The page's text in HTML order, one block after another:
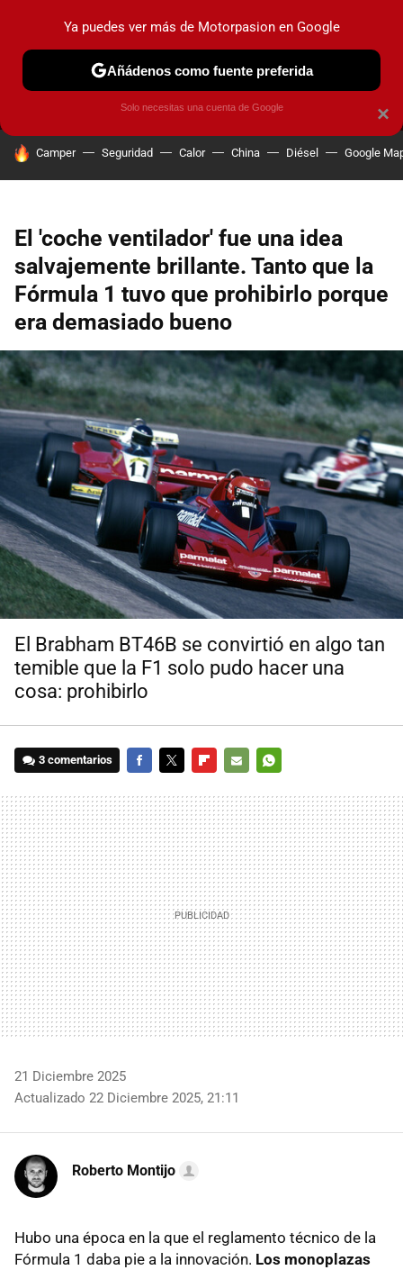
MENÚ NUEVO
COCHES ELÉCTRICOS OBSERVATORIO
HOY SE HABLA DE
Camper Seguridad Calor China Diésel Google
El 'coche ventilador' fue una idea
salvajemente brillante. Tanto que la
Fórmula 1 tuvo que prohibirlo porque
era demasiado bueno
El Brabham BT46B se convirtió en algo tan
temible que la F1 solo pudo hacer una
cosa: prohibirlo
3 comentarios
MAIL
21 Diciembre 2025
Actualizado 22 Diciembre 2025, 21:11
Roberto Montijo
Hubo una época en la que el reglamento técnico de la
Fórmula 1 daba pie a la innovación. Los monoplazas
×
Ya puedes ver más de Motorpasion en Google
Añádenos como fuente preferida
Solo necesitas una cuenta de Google